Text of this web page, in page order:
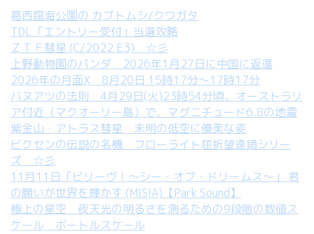
葛西臨海公園の カブトムシ/クワガタ
TDL「エントリー受付」当選攻略
ＺＴＦ彗星 (C/2022 E3) ☆彡
上野動物園のパンダ 2026年1月27日に中国に返還
2026年の月面X 8月20日 15時17分～17時17分
バヌアツの法則 4月29日(火)23時54分頃、オーストラリ
ア付近（マクオーリー島）で、マグニチュード6.8の地震
紫金山・アトラス彗星 未明の低空に優美な姿
ビクセンの伝説の名機 フローライト屈折望遠鏡シリー
ズ ☆彡
11月11日「ビリーヴ！～シー・オブ・ドリームス～」 君
の願いが世界を輝かす (MISIA)【Park Sound】
極上の星空 夜天光の明るさを測るための9段階の数値ス
ケール ボートルスケール